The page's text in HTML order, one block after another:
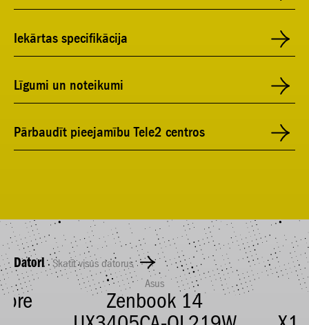
Iekārtas specifikācija
Līgumi un noteikumi
Pārbaudīt pieejamību Tele2 centros
Datori Skatīt visus datorus
Asus
Zenbook 14